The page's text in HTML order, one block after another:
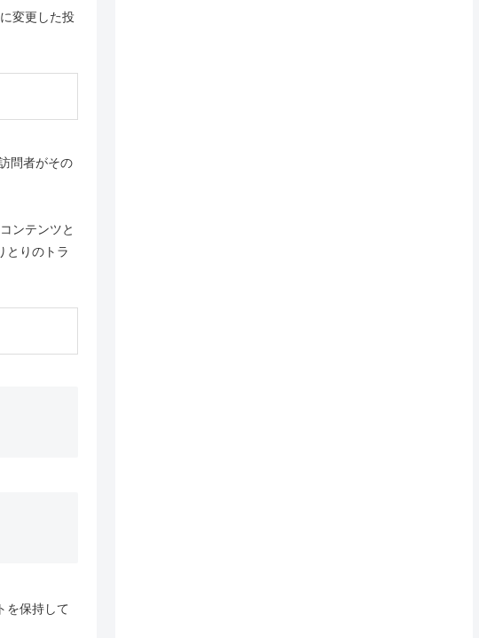
変更した投
問者がその
ンテンツと
とりのトラ
を保持して